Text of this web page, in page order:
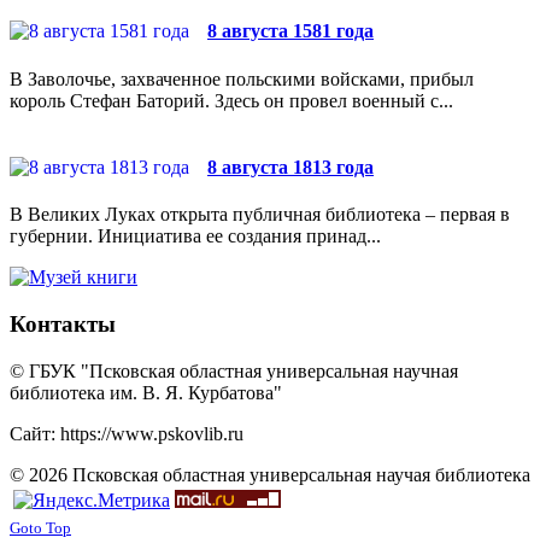
8 августа 1581 года
В Заволочье, захваченное польскими войсками, прибыл
король Стефан Баторий. Здесь он провел военный с...
8 августа 1813 года
В Великих Луках открыта публичная библиотека – первая в
губернии. Инициатива ее создания принад...
Контакты
© ГБУК "Псковская областная универсальная научная
библиотека им. В. Я. Курбатова"
Сайт: https://www.pskovlib.ru
© 2026 Псковская областная универсальная научая библиотека
Goto Top